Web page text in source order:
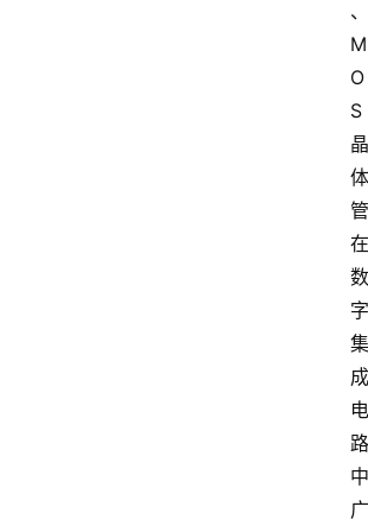
、
M
O
S
晶
体
管
在
数
字
集
成
电
路
中
广